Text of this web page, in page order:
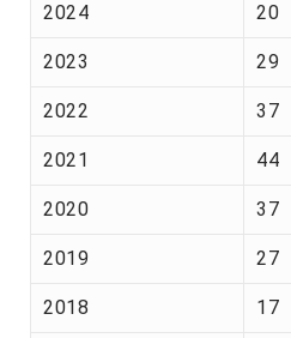
2024 20
2023 29
2022 37
2021 44
2020 37
2019 27
2018 17